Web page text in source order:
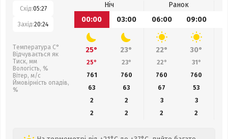
Схід:05:27
Захід:20:24
Температура С°
Відчувається як
Тиск, мм
Вологість, %
Вітер, м/с
Ймовірність опадів,
%
Ніч
Ранок
00:00
03:00 06:00 09:00
25° 23° 22° 30°
25° 23° 22° 31°
761
760 760 760
63
63 67
53
2
2 3
3
2
2 2 2